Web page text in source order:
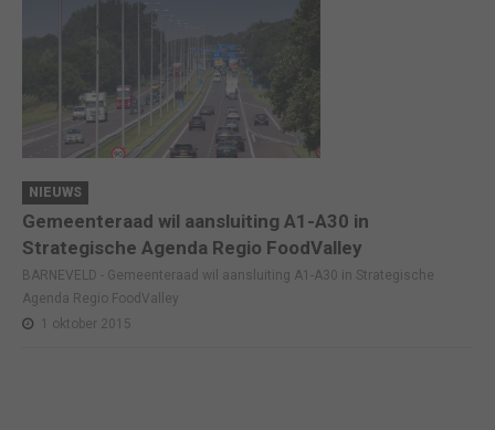
NIEUWS
Gemeenteraad wil aansluiting A1-A30 in
Strategische Agenda Regio FoodValley
BARNEVELD - Gemeenteraad wil aansluiting A1-A30 in Strategische
Agenda Regio FoodValley
1 oktober 2015